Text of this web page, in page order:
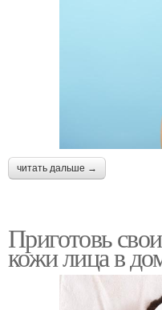
читать дальше →
Приготовь
кожи лица в